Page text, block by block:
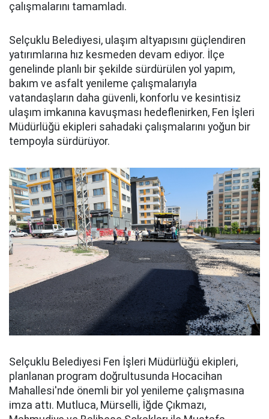
çalışmalarını tamamladı.
Selçuklu Belediyesi, ulaşım altyapısını güçlendiren
yatırımlarına hız kesmeden devam ediyor. İlçe
genelinde planlı bir şekilde sürdürülen yol yapım,
bakım ve asfalt yenileme çalışmalarıyla
vatandaşların daha güvenli, konforlu ve kesintisiz
ulaşım imkanına kavuşması hedeflenirken, Fen İşleri
Müdürlüğü ekipleri sahadaki çalışmalarını yoğun bir
tempoyla sürdürüyor.
Selçuklu Belediyesi Fen İşleri Müdürlüğü ekipleri,
planlanan program doğrultusunda Hocacihan
Mahallesi'nde önemli bir yol yenileme çalışmasına
imza attı. Mutluca, Mürselli, İğde Çıkmazı,